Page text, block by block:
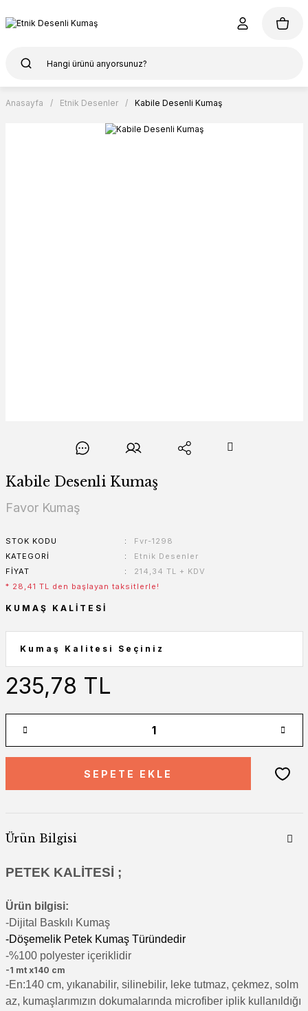
Anasayfa Etnik Desenler Kabile Desenli Kumaş
Kabile Desenli Kumaş
Favor Kumaş
STOK KODU
Fvr-1298
KATEGORI
Etnik Desenler
FIYAT
214,34 TL + KDV
* 28,41 TL den başlayan taksitlerle!
KUMAŞ KALITESI
235,78 TL
SEPETE EKLE
Ürün Bilgisi
PETEK KALİTESİ ;
Ürün bilgisi:
-Dijital Baskılı Kumaş
-Döşemelik Petek Kumaş Türündedir
-%100 polyester içeriklidir
-1 mt x140 cm
-En:140 cm, yıkanabilir, silinebilir, leke tutmaz, çekmez, solm
az, kumaşlarımızın dokumalarında microfiber iplik kullanıldığı